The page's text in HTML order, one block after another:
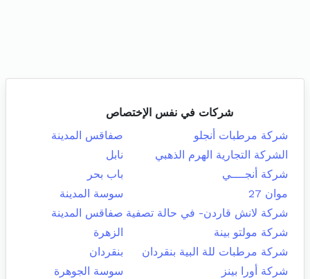
شركات في نفس الإختصاص
شركة مرطبات أنجلو
صفاقس المدينة
الشركة التجارية الهرم الذهبي
نابل
شركة أنجــــي
باب بحر
موان 27
سوسة المدينة
شركة لانش قاردن- في حالة تصفية صفاقس المدينة
شركة مولتو بينة
الزهرة
شركة مرطبات للة البية بنقردان
بنقردان
شركة أورا بينز
سوسة الجوهرة